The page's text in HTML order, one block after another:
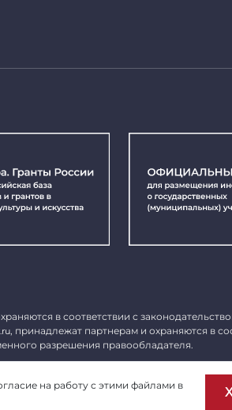
в соответствии с
, принадлежат партнерам и охраняются в
разрешения правообладателя.
Пользовательское
на работу с этими файлами в